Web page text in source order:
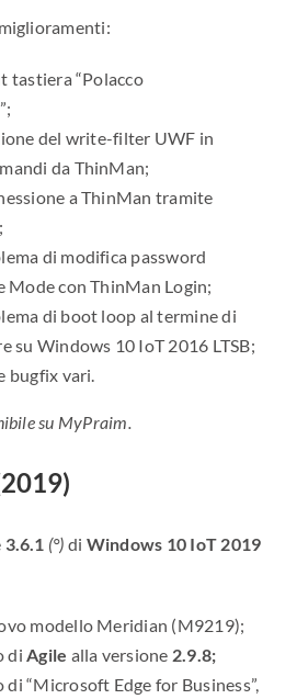
tastiera “Polacco
del write-filter UWF in
da ThinMan;
a ThinMan tramite
di modifica password
Mode con ThinMan Login;
di boot loop al termine di
su Windows 10 IoT 2016 LTSB;
bugfix vari.
su MyPraim.
3.6.1 (°) di Windows 10 IoT 2019
modello Meridian (M9219);
di Agile alla versione 2.9.8;
“Microsoft Edge for Business”,